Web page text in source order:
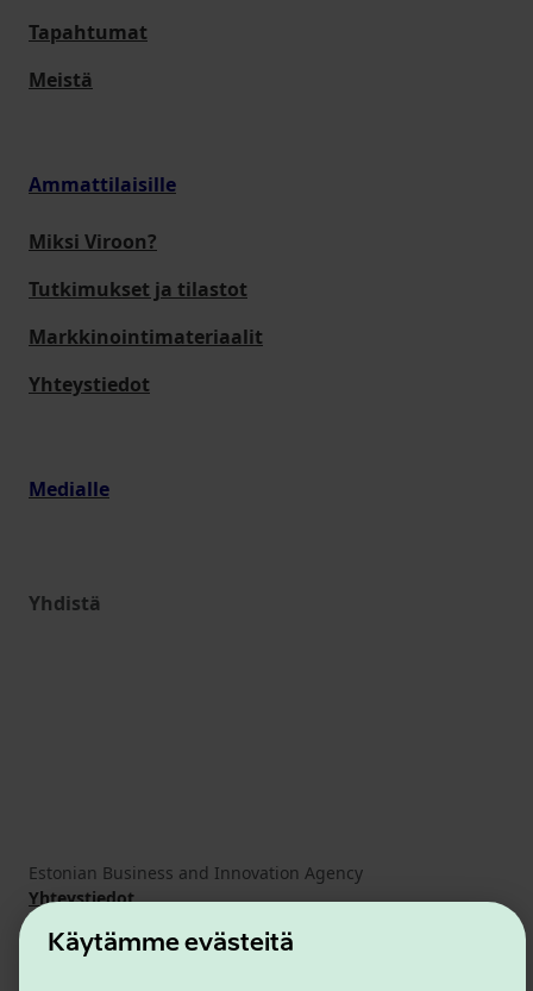
Käytämme evästeitä
Tapahtumat
Meistä
Ammattilaisille
Miksi Viroon?
Tutkimukset ja tilastot
Markkinointimateriaalit
Yhteystiedot
Medialle
Yhdistä
Estonian Business and Innovation Agency
Yhteystiedot
Yhteistyökumppanit
Käyttöehdot